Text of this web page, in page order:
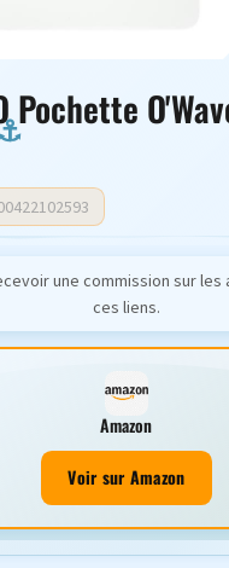
Pochette
une commission sur les
ces liens.
Amazon
Voir sur Amazon